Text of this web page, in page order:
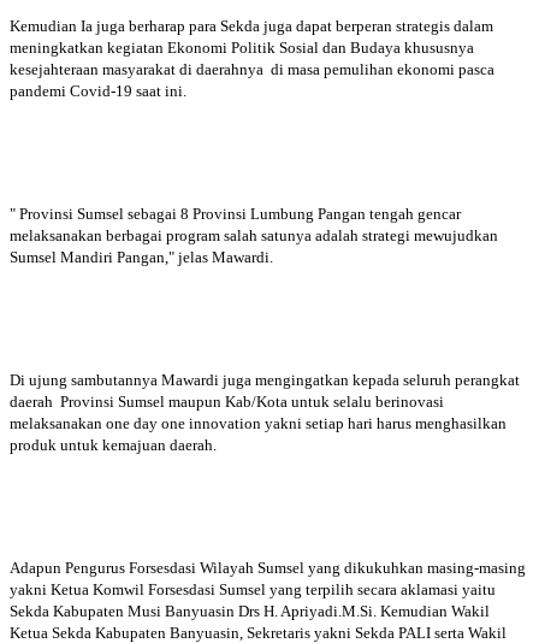
Kemudian Ia juga berharap para Sekda juga dapat berperan strategis dalam
meningkatkan kegiatan Ekonomi Politik Sosial dan Budaya khususnya
kesejahteraan masyarakat di daerahnya di masa pemulihan ekonomi pasca
pandemi Covid-19 saat ini.
" Provinsi Sumsel sebagai 8 Provinsi Lumbung Pangan tengah gencar
melaksanakan berbagai program salah satunya adalah strategi mewujudkan
Sumsel Mandiri Pangan," jelas Mawardi.
Di ujung sambutannya Mawardi juga mengingatkan kepada seluruh perangkat
daerah Provinsi Sumsel maupun Kab/Kota untuk selalu berinovasi
melaksanakan one day one innovation yakni setiap hari harus menghasilkan
produk untuk kemajuan daerah.
Adapun Pengurus Forsesdasi Wilayah Sumsel yang dikukuhkan masing-masing
yakni Ketua Komwil Forsesdasi Sumsel yang terpilih secara aklamasi yaitu
Sekda Kabupaten Musi Banyuasin Drs H. Apriyadi.M.Si. Kemudian Wakil
Ketua Sekda Kabupaten Banyuasin, Sekretaris yakni Sekda PALI serta Wakil